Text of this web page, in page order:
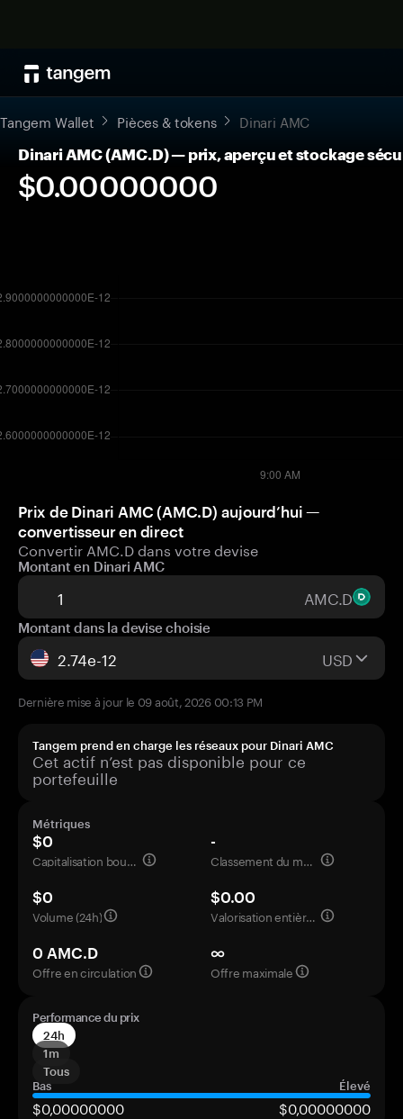
Tangem Wallet Pièces & tokens Dinari AMC
Dinari AMC (AMC.D) — prix, aperçu et stockage
$0.00000000
Prix de Dinari AMC (AMC.D) aujourd’hui —
convertisseur en direct
Convertir AMC.D dans votre devise
Montant en Dinari AMC
AMC.D
Montant dans la devise choisie
USD
Dernière mise à jour le 09 août, 2026 00:13 PM
Tangem prend en charge les réseaux pour Dinari AMC
Cet actif n’est pas disponible pour ce
portefeuille
Métriques
$0
Capitalisation boursière
-
Classement du marché
$0
Volume (24h)
$0.00
Valorisation entièrement diluée
0 AMC.D
Offre en circulation
∞
Offre maximale
Performance du prix
24h
1m
Tous
Bas
Élevé
$0,00000000
$0,00000000